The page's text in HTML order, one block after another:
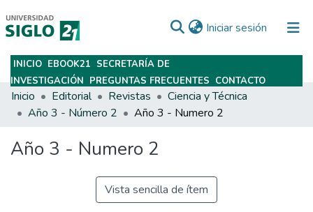
Iniciar sesión (current)
Subir
INICIO EBOOK21 SECRETARÍA DE
INVESTIGACIÓN PREGUNTAS FRECUENTES CONTACTO
Inicio Editorial Revistas
Ciencia y Técnica
Año 3 - Número 2
Año 3 - Numero 2
Año 3 - Numero 2
Vista sencilla de ítem